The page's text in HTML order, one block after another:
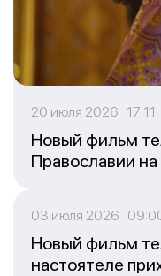
20 июля 2026 17:11
Новый фильм
Православии
03 июля 2026
Новый фильм
настоятеле